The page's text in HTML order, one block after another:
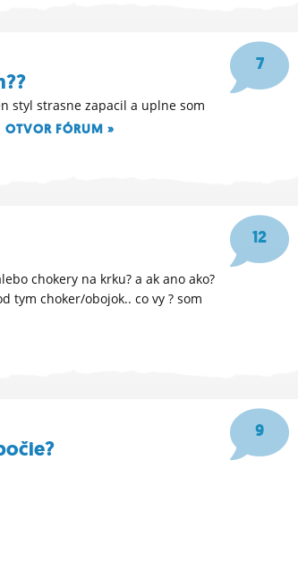
7
styl strasne zapacil a uplne som
OTVOR FÓRUM »
12
chokery na krku? a ak ano ako?
tym choker/obojok.. co vy ? som
9